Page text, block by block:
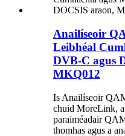
Anailíseoir
Leibhéal
DVB-C agus
MKQ012
Is Anailíseoir
chuid MoreLink,
paraiméadair
thomhas agus a